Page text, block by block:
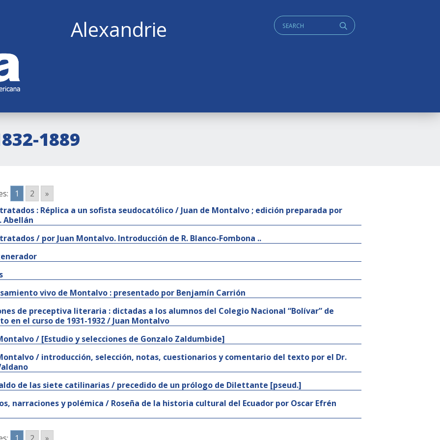
Alexandrie q
Cerca:
1889
1 2
»
: Réplica a un sofista seudocatólico / Juan de Montalvo ; edición preparada por
Abellán
/ por Juan Montalvo. Introducción de R. Blanco-Fombona ..
vivo de Montalvo : presentado por Benjamín Carrión
de preceptiva literaria : dictadas a los alumnos del Colegio Nacional “Bolívar” de
en el curso de 1931-1932 / Juan Montalvo
/ [Estudio y selecciones de Gonzalo Zaldumbide]
/ introducción, selección, notas, cuestionarios y comentario del texto por el Dr.
de las siete catilinarias / precedido de un prólogo de Dilettante [pseud.]
narraciones y polémica / Roseña de la historia cultural del Ecuador por Oscar Efrén